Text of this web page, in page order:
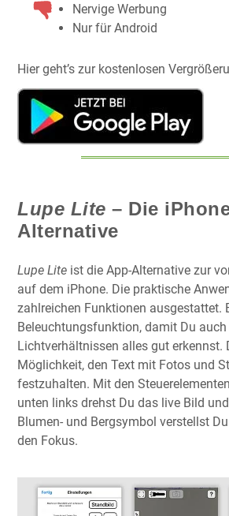
Nervige Werbung
Nur für Android
Hier geht’s zur kostenlosen
Lupe Lite – Die
Alternative
Lupe Lite ist die App-Alternative zur
auf dem iPhone. Die praktische
zahlreichen Funktionen ausgestattet.
Beleuchtungsfunktion, damit Du
Lichtverhältnissen alles gut erkennst.
Möglichkeit, den Text mit Fotos und
festzuhalten. Mit den
unten links drehst Du das live Bild
Blumen- und Bergsymbol verstellst
den Fokus.